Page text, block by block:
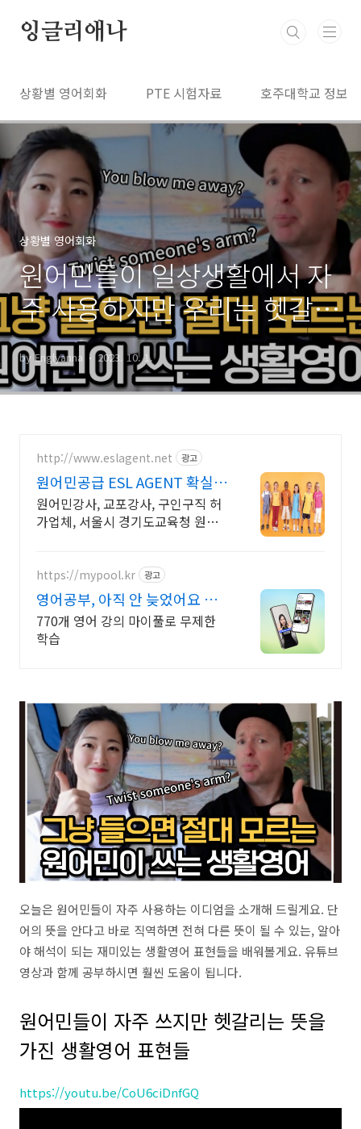
잉글리애나
상황별 영어회화 PTE 시험자료 호주대학교 정보
상황별 영어회화
원어민들이 일상생활에서 자
주 사용하지만 우리는 헷갈리
는 표현들
by Englyanna 2023. 10. 1.
http://www.eslagent.net 광고
원어민공급 ESL AGENT 확실히
검증된 강사만 추천
원어민강사, 교포강사, 구인구직 허
가업체, 서울시 경기도교육청 원어
로만 추천해 드립니다.
https://mypool.kr 광고
영어공부, 아직 안 늦었어요 무
료로 시작하기
770개 영어 강의 마이풀로 무제한
학습
오늘은 원어민들이 자주 사용하는 이디엄을 소개해 드릴게요. 단
어의 뜻을 안다고 바로 직역하면 전혀 다른 뜻이 될 수 있는, 알아
야 해석이 되는 재미있는 생활영어 표현들을 배워볼게요. 유튜브
영상과 함께 공부하시면 훨씬 도움이 됩니다.
원어민들이 자주 쓰지만 헷갈리는 뜻을
가진 생활영어 표현들
https://youtu.be/CoU6ciDnfGQ